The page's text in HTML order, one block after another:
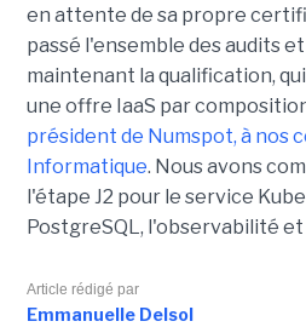
en attente de sa propre
passé l'ensemble des audits
maintenant la qualification,
une offre IaaS par
président de Numspot, à nos
Informatique. Nous avons
l'étape J2 pour le service
PostgreSQL, l'observabilité et
Article rédigé par
Emmanuelle Delsol